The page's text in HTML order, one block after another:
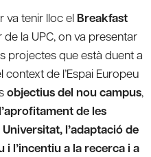
va tenir lloc el Breakfast
de la UPC, on va presentar
projectes que està duent a
de l’Espai Europeu
objectius del nou campus,
l’aprofitament de les
l’adaptació de
l’incentiu a la recerca i a